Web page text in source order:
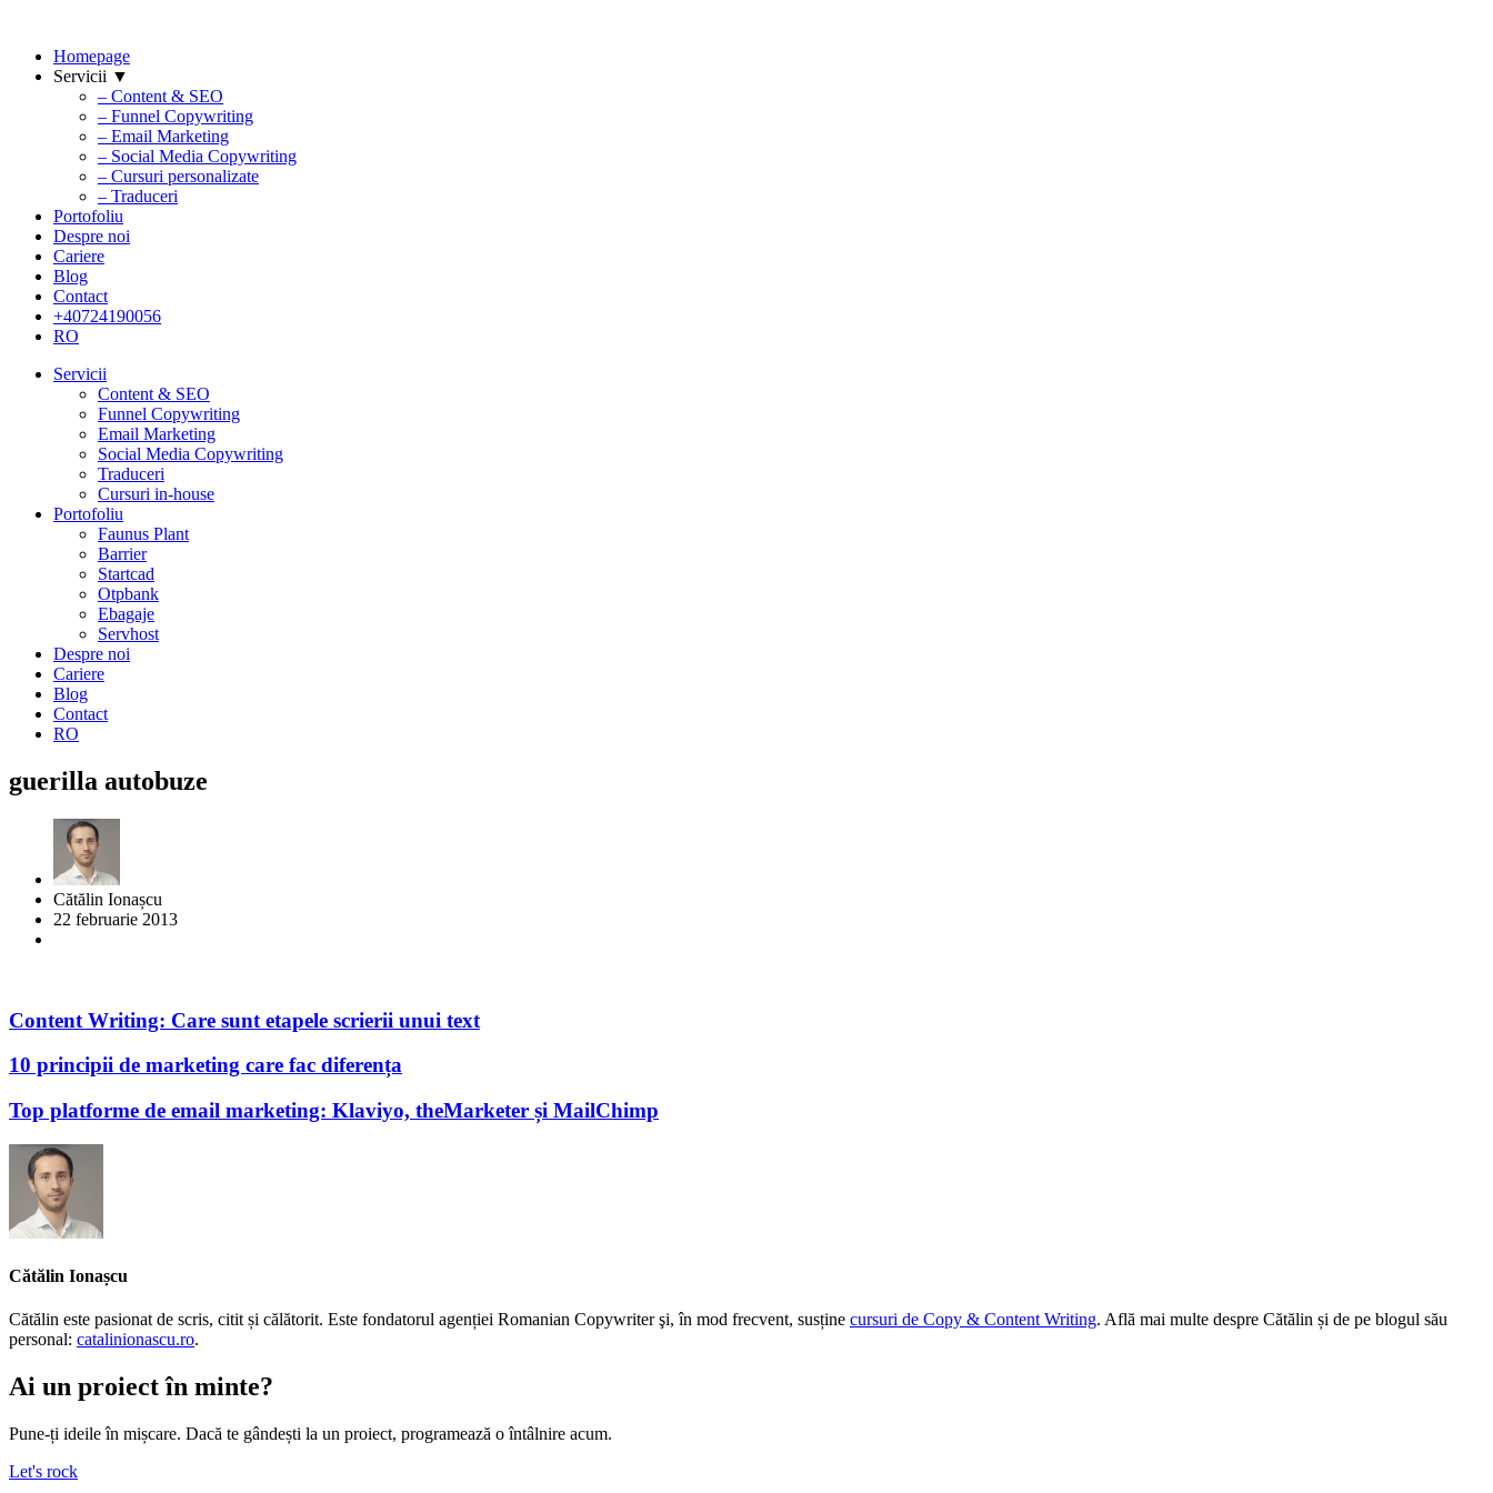
Homepage
Servicii ▼
– Content & SEO
– Funnel Copywriting
– Email Marketing
– Social Media Copywriting
– Cursuri personalizate
– Traduceri
Portofoliu
Despre noi
Cariere
Blog
Contact
+40724190056
RO
Servicii
Content & SEO
Funnel Copywriting
Email Marketing
Social Media Copywriting
Traduceri
Cursuri in-house
Portofoliu
Faunus Plant
Barrier
Startcad
Otpbank
Ebagaje
Servhost
Despre noi
Cariere
Blog
Contact
RO
guerilla autobuze
Cătălin Ionașcu
22 februarie 2013
Content Writing: Care sunt etapele scrierii unui text
10 principii de marketing care fac diferența
Top platforme de email marketing: Klaviyo, theMarketer și MailChimp
Cătălin Ionașcu
Cătălin este pasionat de scris, citit și călătorit. Este fondatorul agenției Romanian Copywriter şi, în mod frecvent, susține cursuri de Copy & Content Writing. Află mai multe despre Cătălin și de pe blogul său
personal: catalinionascu.ro.
Ai un proiect în minte?
Pune-ți ideile în mișcare. Dacă te gândești la un proiect, programează o întâlnire acum.
Let's rock